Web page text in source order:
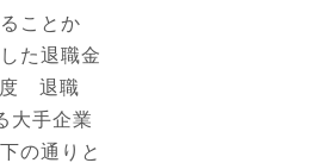
ことか
た退職金
度 退職
大手企業
の通りと